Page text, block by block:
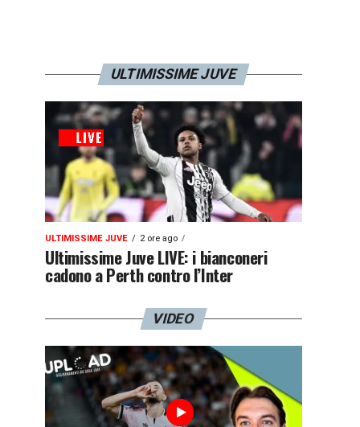
ULTIMISSIME JUVE
ULTIMISSIME JUVE 2 ore ago
Ultimissime Juve LIVE: i bianconeri
cadono a Perth contro l’Inter
VIDEO